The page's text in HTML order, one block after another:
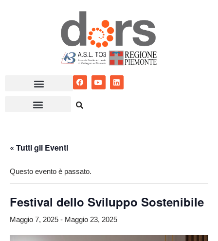
« Tutti gli Eventi
Questo evento è passato.
Festival dello Sviluppo Sostenibile
Maggio 7, 2025 - Maggio 23, 2025